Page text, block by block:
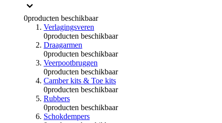
0producten beschikbaar
Verlagingsveren
0producten beschikbaar
Draagarmen
0producten beschikbaar
Veerpootbruggen
0producten beschikbaar
Camber kits & Toe kits
0producten beschikbaar
Rubbers
0producten beschikbaar
Schokdempers